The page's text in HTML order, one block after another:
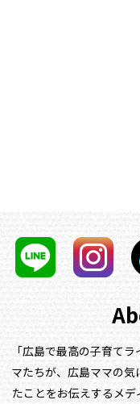
「広島で最高の子育て
マたちが、 広島ママの気
たことをお伝えするメデ